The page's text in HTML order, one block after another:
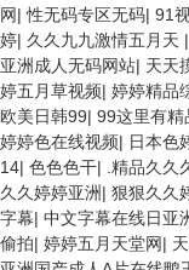
网|性无码专区无码| 91
婷| 久久九九激情五月天 |
亚洲成人无码网站| 天天
婷五月草视频| 婷婷精品
欧美日韩99| 99这里有精
婷婷色在线视频| 日本色
14| 色色色干| .精品久久
久久婷婷亚洲| 狠狠久久
字幕| 中文字幕在线日亚
偷拍| 婷婷五月天堂网|